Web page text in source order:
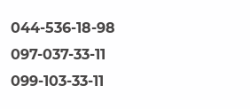
044-536-18-98
097-037-33-11
099-103-33-11